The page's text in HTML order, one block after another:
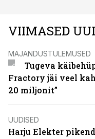
VIIMASED
MAJANDUSTULEMUSED
Tugeva
Fractory jäi veel
20 miljonit”
UUDISED
Harju Elekter